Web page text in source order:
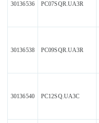
30136536 PC07SQR.UA3R
30136538 PC09SQR.UA3R
30136540 PC12SQ.UA3C